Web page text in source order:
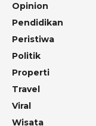
Opinion
Pendidikan
Peristiwa
Politik
Properti
Travel
Viral
Wisata